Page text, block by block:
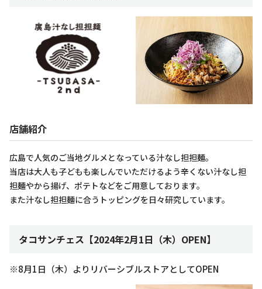
店舗紹介
広島で人気のご当地グルメとなっている汁なし担担麺。
当店は大人も子どもも楽しんでいただけるよう辛くない汁なし担
担麺やから揚げ、ポテトなどをご用意しております。
また汁なし担担麺に合うトッピングを日々研究しています。
タコサンチェス【2024年2月1日（木）OPEN】
※8月1日（木）よりリバーシブルストアとしてOPEN